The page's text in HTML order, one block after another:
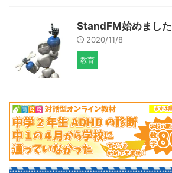
StandFM始めました
2020/11/8
教育